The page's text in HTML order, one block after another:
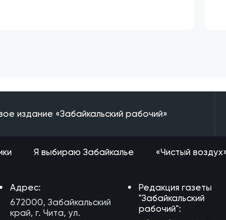
издание «Забайкальский рабочий»
Я выбираю Забайкалье «Чистый
Адрес:
672000, Забайкальский
край, г. Чита, ул.
Редакция газеты
"Забайкальский
рабочий":